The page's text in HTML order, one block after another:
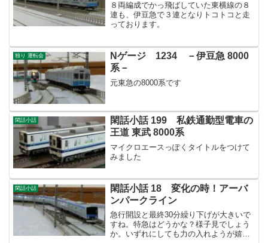
８両編成でかっ飛ばしていた東横線の８
連も、伊豆急で３連となりトコトコと走
っております。
独り 運転会
Nゲージ 1234 －伊豆急 8000
系－
元東急の8000系です
閑話小話
閑話小話 199 私鉄通勤型電車の
王道 東武 8000系
マイクロエースっぽくタイトルをつけて
みました
閑話小話
閑話小話 18 変化の時！アーバ
ンパークライン
急行開設と最終30分繰り下げが大きいで
すね。特急はどうかな？様子見でしょう
か。いずれにしても力の入れようが嬉し